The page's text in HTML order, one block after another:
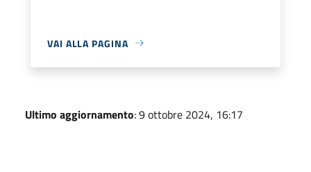
VAI ALLA PAGINA
Ultimo aggiornamento: 9 ottobre 2024, 16:17